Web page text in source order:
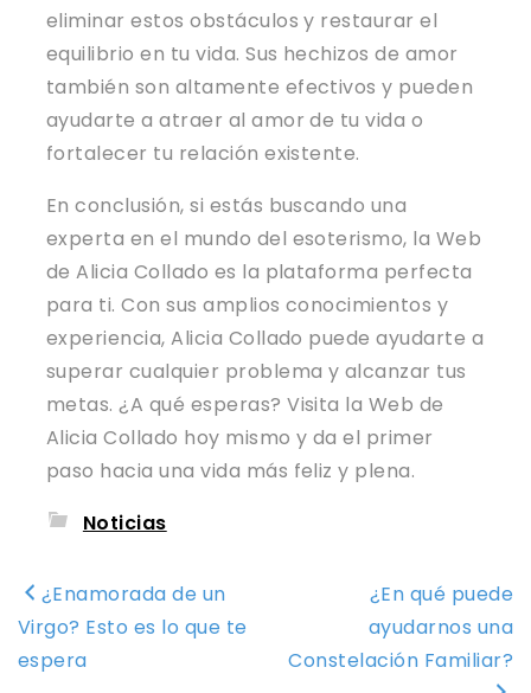
eliminar estos obstáculos y restaurar el
equilibrio en tu vida. Sus hechizos de amor
también son altamente efectivos y pueden
ayudarte a atraer al amor de tu vida o
fortalecer tu relación existente.
En conclusión, si estás buscando una
experta en el mundo del esoterismo, la Web
de Alicia Collado es la plataforma perfecta
para ti. Con sus amplios conocimientos y
experiencia, Alicia Collado puede ayudarte a
superar cualquier problema y alcanzar tus
metas. ¿A qué esperas? Visita la Web de
Alicia Collado hoy mismo y da el primer
paso hacia una vida más feliz y plena.
Noticias
Navegación
de
entradas
¿Enamorada de un
Virgo? Esto es lo que te
espera
¿En qué puede
ayudarnos una
Constelación Familiar?